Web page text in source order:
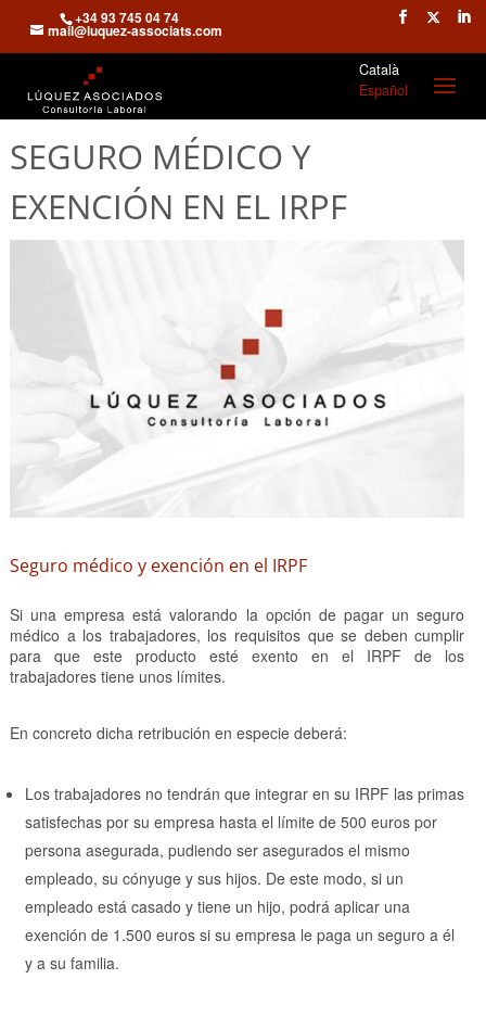
+34 93 745 04 74
mail@luquez-associats.com
Català
Español
SEGURO MÉDICO Y
EXENCIÓN EN EL IRPF
Seguro médico y exención en el IRPF
Si una empresa está valorando la opción de pagar un seguro
médico a los trabajadores, los requisitos que se deben cumplir
para que este producto esté exento en el IRPF de los
trabajadores tiene unos límites.
En concreto dicha retribución en especie deberá:
Los trabajadores no tendrán que integrar en su IRPF las primas
satisfechas por su empresa hasta el límite de 500 euros por
persona asegurada, pudiendo ser asegurados el mismo
empleado, su cónyuge y sus hijos. De este modo, si un
empleado está casado y tiene un hijo, podrá aplicar una
exención de 1.500 euros si su empresa le paga un seguro a él
y a su familia.